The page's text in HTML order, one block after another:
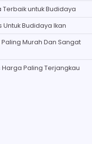
untuk Budidaya
Budidaya Ikan
Murah Dan Sangat
Paling Terjangkau